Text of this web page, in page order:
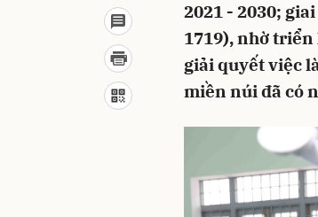
2021 - 2030;
1719), nhờ triển
giải quyết việc
miền núi đã có